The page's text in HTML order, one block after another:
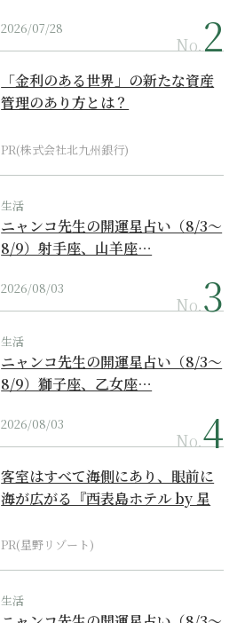
2026/07/28
No.
「金利のある世界」の新たな資産
管理のあり方とは？
PR(株式会社北九州銀行)
生活
ニャンコ先生の開運星占い（8/3～
8/9）射手座、山羊座…
2026/08/03
No.
生活
ニャンコ先生の開運星占い（8/3～
8/9）獅子座、乙女座…
2026/08/03
No.
客室はすべて海側にあり、眼前に
海が広がる『西表島ホテル by 星
PR(星野リゾート)
生活